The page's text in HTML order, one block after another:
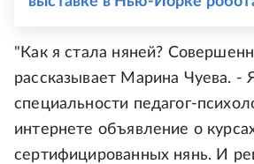
"Как я стала няней?
рассказывает Марина Чуева. -
специальности педагог-
интернете объявление о
сертифицированных нянь. И